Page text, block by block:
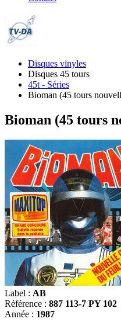
Disques vinyles
Disques 45 tours
45t - Séries
Bioman (45 tours
Bioman (45 tours
Label : AB
Référence : 887 113-7 PY 102
Année : 1987